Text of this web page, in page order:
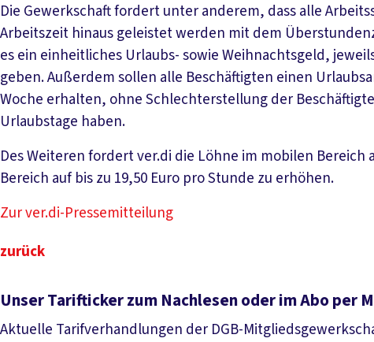
Die Gewerkschaft fordert unter anderem, dass alle
Arbeitszeit hinaus geleistet werden mit dem
es ein einheitliches Urlaubs- sowie Weihnachtsgeld,
geben. Außerdem sollen alle Beschäftigten einen
Woche erhalten, ohne Schlechterstellung der
Urlaubstage haben.
Des Weiteren fordert ver.di die Löhne im mobilen Bereich
Bereich auf bis zu 19,50 Euro pro Stunde zu erhöhen.
Zur ver.di-Pressemitteilung
zurück
Unser Tarifticker zum Nachlesen oder im Abo per
Aktuelle Tarifverhandlungen der DGB-